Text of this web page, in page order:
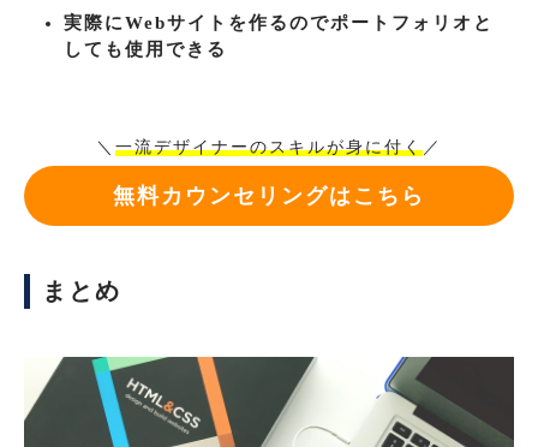
実際にWebサイトを作るのでポートフォリオと
しても使用できる
＼ 一流デザイナーのスキルが身に付く／
無料カウンセリングはこちら
まとめ